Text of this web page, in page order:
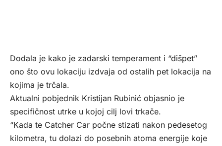
Dodala je kako je zadarski temperament i “dišpet”
ono što ovu lokaciju izdvaja od ostalih pet lokacija na
kojima je trčala.
Aktualni pobjednik Kristijan Rubinić objasnio je
specifičnost utrke u kojoj cilj lovi trkače.
“Kada te Catcher Car počne stizati nakon pedesetog
kilometra, tu dolazi do posebnih atoma energije koje